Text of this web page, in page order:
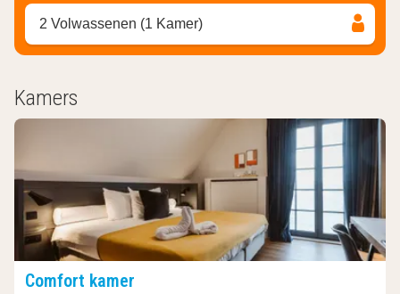
2 Volwassenen (1 Kamer)
Kamers
Comfort kamer